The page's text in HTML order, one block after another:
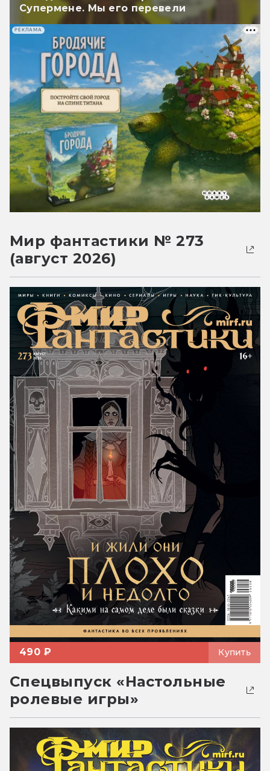
Супермене. Мы его перевели
РЕКЛАМА
Мир фантастики № 273
(август 2026)
490 ₽ Купить
Спецвыпуск «Настольные
ролевые игры»